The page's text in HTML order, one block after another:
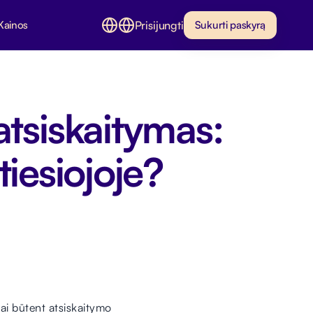
Prisijungti Sukurti paskyrą
būtent atsiskaitymo